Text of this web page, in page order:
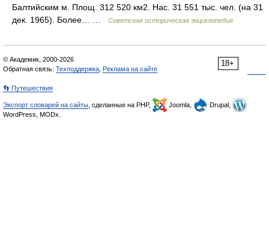
Балтийским м. Площ. 312 520 км2. Нас. 31 551 тыс. чел. (на 31
дек. 1965). Более… …
Советская историческая энциклопедия
18+
© Академик, 2000-2026
Обратная связь: Техподдержка Реклама на сайте
👣 Путешествия
Экспорт словарей на сайты , сделанные на PHP, Joomla,
Drupal,
WordPress, MODx.